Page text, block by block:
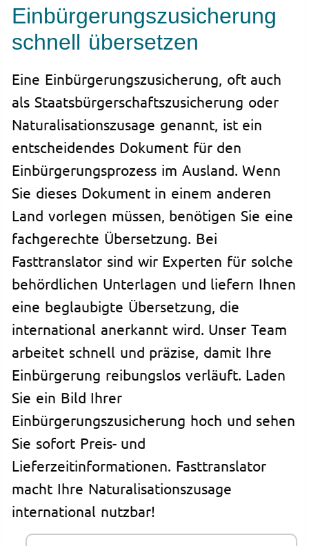
Einbürgerungszusicherung
schnell übersetzen
Eine Einbürgerungszusicherung, oft auch
als Staatsbürgerschaftszusicherung oder
Naturalisationszusage genannt, ist ein
entscheidendes Dokument für den
Einbürgerungsprozess im Ausland. Wenn
Sie dieses Dokument in einem anderen
Land vorlegen müssen, benötigen Sie eine
fachgerechte Übersetzung. Bei
Fasttranslator sind wir Experten für solche
behördlichen Unterlagen und liefern Ihnen
eine beglaubigte Übersetzung, die
international anerkannt wird. Unser Team
arbeitet schnell und präzise, damit Ihre
Einbürgerung reibungslos verläuft. Laden
Sie ein Bild Ihrer
Einbürgerungszusicherung hoch und sehen
Sie sofort Preis- und
Lieferzeitinformationen. Fasttranslator
macht Ihre Naturalisationszusage
international nutzbar!